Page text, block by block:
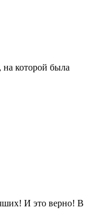
которой была
И это верно! В